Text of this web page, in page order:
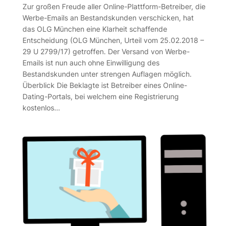
Zur großen Freude aller Online-Plattform-Betreiber, die
Werbe-Emails an Bestandskunden verschicken, hat
das OLG München eine Klarheit schaffende
Entscheidung (OLG München, Urteil vom 25.02.2018 –
29 U 2799/17) getroffen. Der Versand von Werbe-
Emails ist nun auch ohne Einwilligung des
Bestandskunden unter strengen Auflagen möglich.
Überblick Die Beklagte ist Betreiber eines Online-
Dating-Portals, bei welchem eine Registrierung
kostenlos…